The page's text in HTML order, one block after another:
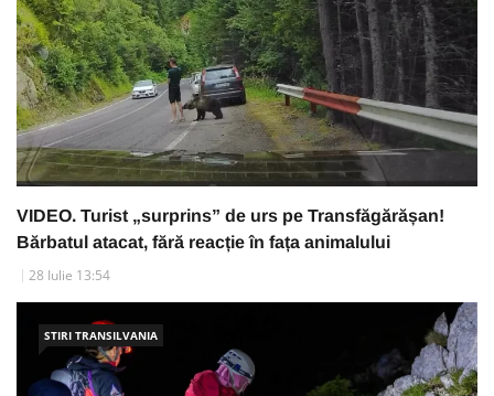
VIDEO. Turist „surprins” de urs pe Transfăgărășan!
Bărbatul atacat, fără reacție în fața animalului
28 Iulie 13:54
STIRI TRANSILVANIA